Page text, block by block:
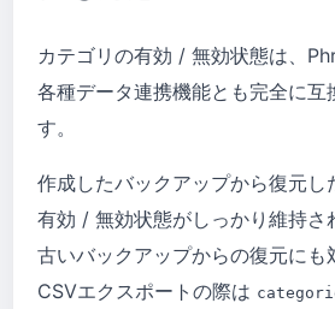
カテゴリの有効 / 無効状態は、
各種データ連携機能とも完全に互
す。
作成したバックアップから復元し
有効 / 無効状態がしっかり維持さ
古いバックアップからの復元にも
CSVエクスポートの際は